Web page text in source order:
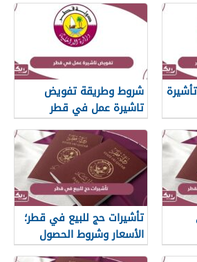
شروط وطريقة تفويض
تاشيرة عمل في قطر
تأشيرات حج للبيع في قطر؛
الأسعار وشروط الحصول
عليها